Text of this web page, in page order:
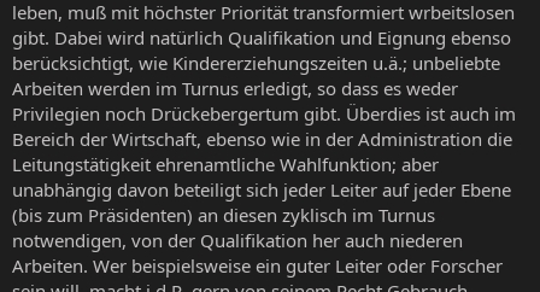
leben, muß mit höchster Priorität transformiert wrbeitslosen
gibt. Dabei wird natürlich Qualifikation und Eignung ebenso
berücksichtigt, wie Kindererziehungszeiten u.ä.; unbeliebte
Arbeiten werden im Turnus erledigt, so dass es weder
Privilegien noch Drückebergertum gibt. Überdies ist auch im
Bereich der Wirtschaft, ebenso wie in der Administration die
Leitungstätigkeit ehrenamtliche Wahlfunktion; aber
unabhängig davon beteiligt sich jeder Leiter auf jeder Ebene
(bis zum Präsidenten) an diesen zyklisch im Turnus
notwendigen, von der Qualifikation her auch niederen
Arbeiten. Wer beispielsweise ein guter Leiter oder Forscher